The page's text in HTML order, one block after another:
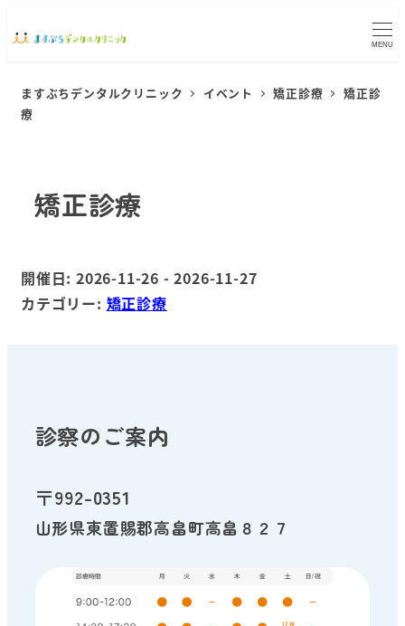
MENU
ますぶちデンタルクリニック イベント 矯正診療
矯正診
療
矯正診療
開催日: 2026-11-26 - 2026-11-27
カテゴリー: 矯正診療
診察のご案内
〒992-0351
山形県東置賜郡高畠町高畠８２７